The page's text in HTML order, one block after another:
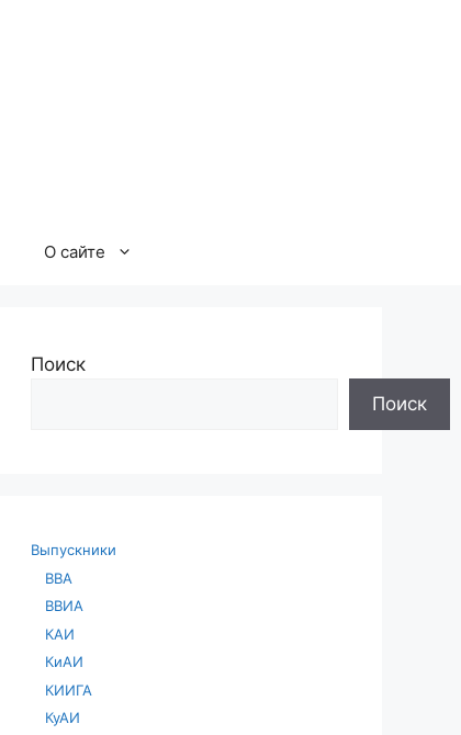
О сайте
Поиск
Поиск
Выпускники
ВВА
ВВИА
КАИ
КиАИ
КИИГА
КуАИ